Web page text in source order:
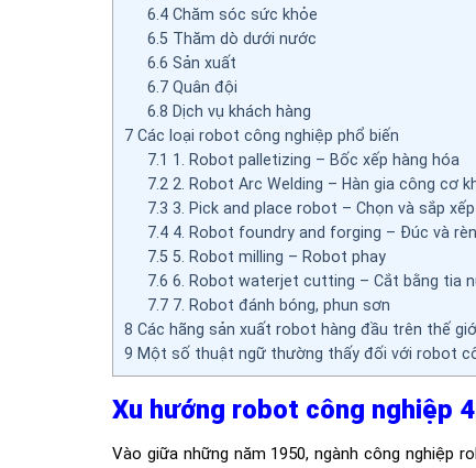
6.4 Chăm sóc sức khỏe
6.5 Thăm dò dưới nước
6.6 Sản xuất
6.7 Quân đội
6.8 Dịch vụ khách hàng
7 Các loại robot công nghiệp phổ biến
7.1 1. Robot palletizing – Bốc xếp hàng hóa
7.2 2. Robot Arc Welding – Hàn gia công cơ
7.3 3. Pick and place robot – Chọn và sắp
7.4 4. Robot foundry and forging – Đúc và rèn
7.5 5. Robot milling – Robot phay
7.6 6. Robot waterjet cutting – Cắt bằng tia
7.7 7. Robot đánh bóng, phun sơn
8 Các hãng sản xuất robot hàng đầu trên thế
9 Một số thuật ngữ thường thấy đối với robot
Xu hướng robot công nghiệp
Vào giữa những năm 1950, ngành công nghiệp